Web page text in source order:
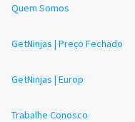
Quem Somos
GetNinjas | Preço Fechado
GetNinjas | Europ
Trabalhe Conosco